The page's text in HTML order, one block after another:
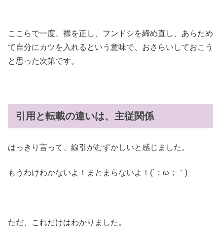
ここらで一度、襟を正し、フンドシを締め直し、あらため
て自分にカツを入れるという意味で、おさらいしておこう
と思った次第です。
引用と転載の違いは、主従関係
はっきり言って、線引がむずかしいと感じました。
もうわけわかないよ！まとまらないよ！(´；ω；｀)
ただ、これだけはわかりました。